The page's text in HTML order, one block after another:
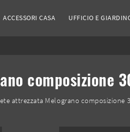
ACCESSORI CASA UFFICIO E
composizione
attrezzata Melograno composizione